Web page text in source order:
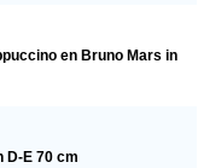
en Bruno Mars in
D-E 70 cm